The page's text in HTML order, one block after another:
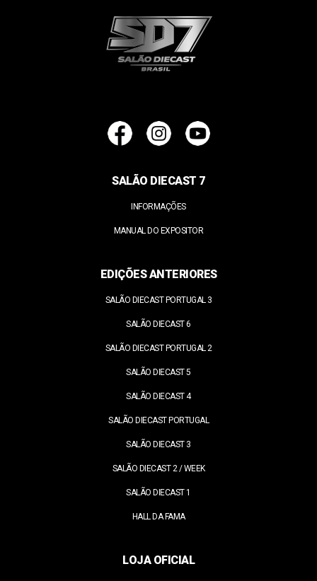
SALÃO DIECAST 7
INFORMAÇÕES
MANUAL DO EXPOSITOR
EDIÇÕES ANTERIORES
SALÃO DIECAST PORTUGAL 3
SALÃO DIECAST 6
SALÃO DIECAST PORTUGAL 2
SALÃO DIECAST 5
SALÃO DIECAST 4
SALÃO DIECAST PORTUGAL
SALÃO DIECAST 3
SALÃO DIECAST 2 / WEEK
SALÃO DIECAST 1
HALL DA FAMA
LOJA OFICIAL